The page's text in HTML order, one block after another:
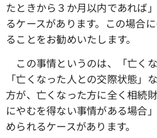
たときから３か月以内であれば
るケースがあります。この場合
ることをお勧めいたします。
この事情というのは、「亡く
「亡くなった人との交際状態」
方が、亡くなった方に全く相続
にやむを得ない事情がある場合
められるケースがあります。